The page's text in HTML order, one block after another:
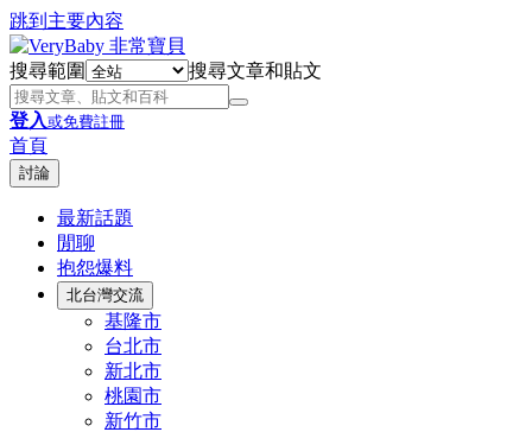
跳到主要內容
搜尋範圍 搜尋文章和貼文
登入或免費註冊
首頁
討論
最新話題
閒聊
抱怨爆料
北台灣交流
基隆市
台北市
新北市
桃園市
新竹市